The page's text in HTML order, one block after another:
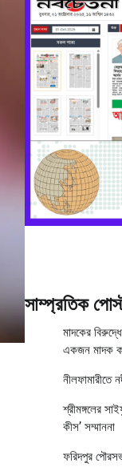
সাম্প্রতিক
মাদকের
একজন মাদক
নীলফামারীতে
শ্রীমঙ্গলের
কীস’ সম্মাননা
ফরিদপুর